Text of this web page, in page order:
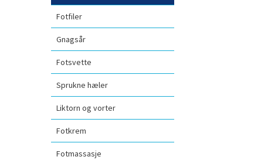
Fotfiler
Gnagsår
Fotsvette
Sprukne hæler
Liktorn og vorter
Fotkrem
Fotmassasje